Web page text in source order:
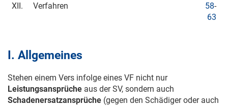
XII.
Verfahren 58-
63
I. Allgemeines
Stehen einem Vers infolge eines VF nicht nur
Leistungsansprüche aus der SV, sondern auch
Schadenersatzansprüche (gegen den Schädiger oder auch